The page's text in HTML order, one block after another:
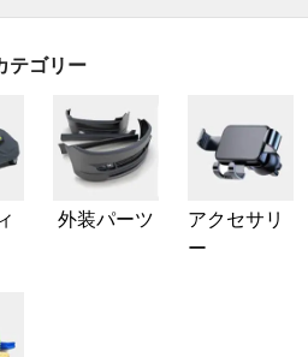
テゴリー
外装パーツ
アクセサリ
ー